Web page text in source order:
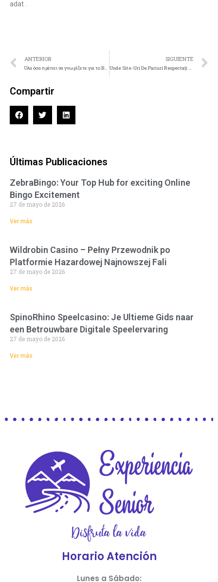
adat .
ANTERIOR
Όλα όσα πρέπει να γνωρίζετε για το Betriot Casino GR πριν εγγραφείτε
SIGUIENTE
Unde Site-Uri De Pariuri Respectați Legea Europa Try It Now
Compartir
Últimas Publicaciones
ZebraBingo: Your Top Hub for exciting Online
Bingo Excitement
27 de mayo de 2026
Ver más
Wildrobin Casino – Pełny Przewodnik po
Platformie Hazardowej Najnowszej Fali
27 de mayo de 2026
Ver más
SpinoRhino Speelcasino: Je Ultieme Gids naar
een Betrouwbare Digitale Speelervaring
27 de mayo de 2026
Ver más
Horario Atención
Lunes a Sábado: